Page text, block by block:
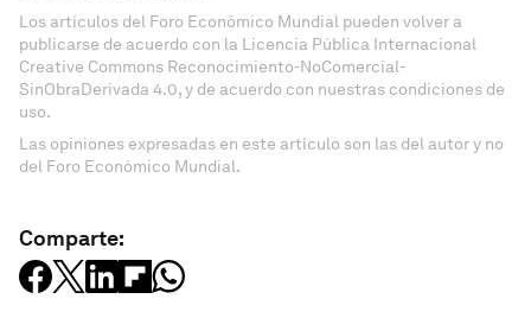
Los artículos del Foro Económico Mundial pueden volver a
publicarse de acuerdo con la Licencia Pública Internacional
Creative Commons Reconocimiento-NoComercial-
SinObraDerivada 4.0, y de acuerdo con nuestras condiciones de
uso.
Las opiniones expresadas en este artículo son las del autor y no
del Foro Económico Mundial.
Comparte: